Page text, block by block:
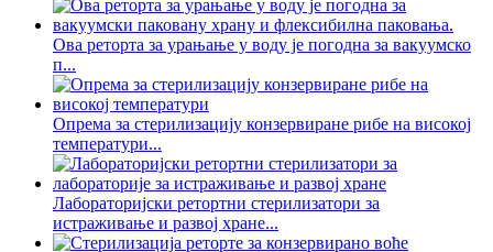
Ова реторта за урањање у воду је погодна за вакуумско
п...
Опрема за стерилизацију конзервиране рибе на високој
температури...
Лабораторијски ретортни стерилизатори за
истраживање и развој хране...